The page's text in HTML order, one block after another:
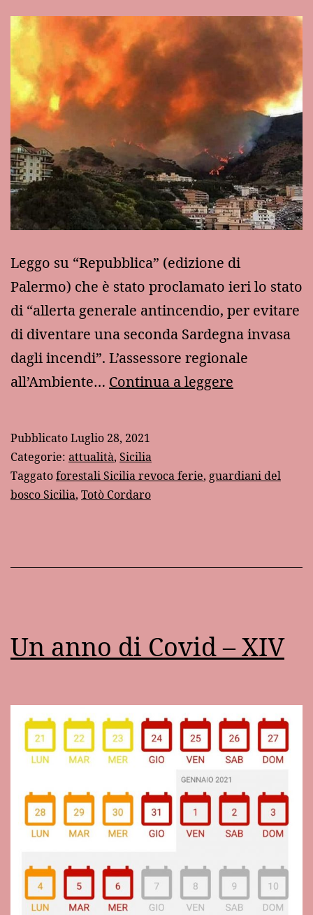
Leggo su “Repubblica” (edizione di
Palermo) che è stato proclamato ieri lo stato
di “allerta generale antincendio, per evitare
di diventare una seconda Sardegna invasa
dagli incendi”. L’assessore regionale
all’Ambiente… Continua a leggere
incendi
PubblicatoLuglio 28, 2021
Categorie: attualità, Sicilia
Taggatoforestali Sicilia revoca ferie, guardiani del
bosco Sicilia, Totò Cordaro
Un anno di Covid – XIV